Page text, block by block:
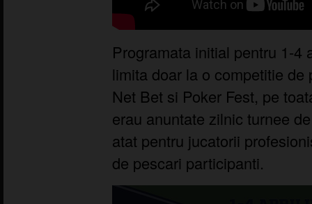
Programata initial pentru 1-4
limita doar la o competitie
Net Bet si Poker Fest, pe
erau anuntate zilnic turnee
atat pentru jucatorii
de pescari participanti.